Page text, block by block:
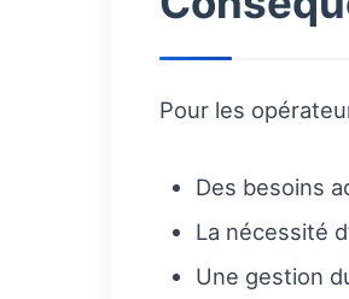
Pour les
Des besoins
La nécessité
Une gestion